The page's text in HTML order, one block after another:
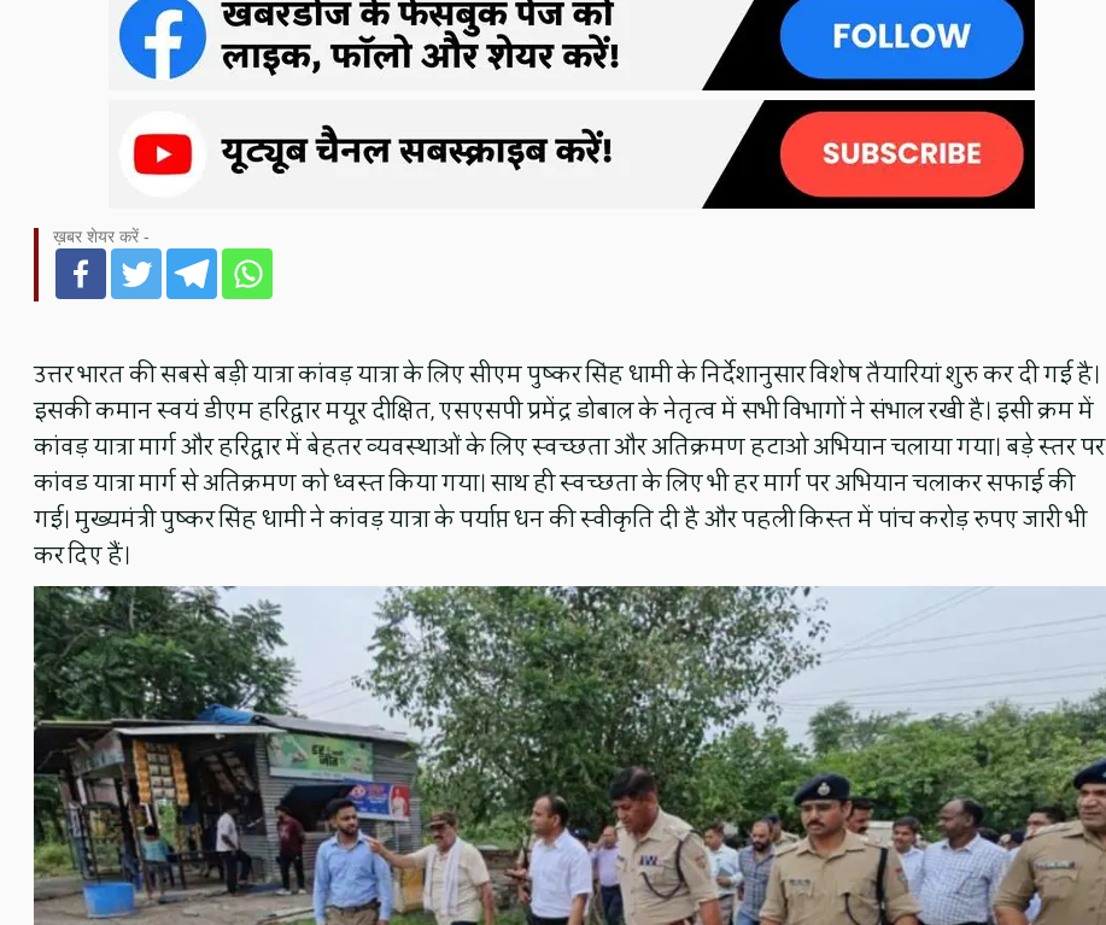
ख़बर शेयर करें -
उत्तर भारत की सबसे बड़ी यात्रा कांवड़ यात्रा के लिए सीएम पुष्कर सिंह धामी के निर्देशानुसार विशेष तैयारियां शुरु कर दी गई है।
इसकी कमान स्वयं डीएम हरिद्वार मयूर दीक्षित, एसएसपी प्रमेंद्र डोबाल के नेतृत्व में सभी विभागों ने संभाल रखी है। इसी क्रम में
कांवड़ यात्रा मार्ग और हरिद्वार में बेहतर व्यवस्थाओं के लिए स्वच्छता और अतिक्रमण हटाओ अभियान चलाया गया। बड़े स्तर पर
कांवड यात्रा मार्ग से अतिक्रमण को ध्वस्त किया गया। साथ ही स्वच्छता के लिए भी हर मार्ग पर अभियान चलाकर सफाई की
गई। मुख्यमंत्री पुष्कर सिंह धामी ने कांवड़ यात्रा के ​पर्याप्त धन की स्वीकृति दी है और पहली किस्त में पांच करोड़ रुपए जारी भी
कर दिए हैं।